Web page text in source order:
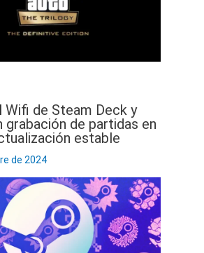
Wifi de Steam Deck y
grabación de partidas en
estable
de 2024